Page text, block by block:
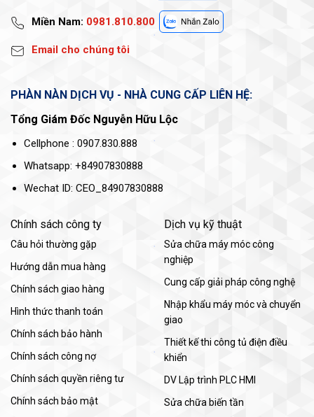
Miền Nam: 0981.810.800
Email cho chúng tôi
PHÀN NÀN DỊCH VỤ - NHÀ CUNG CẤP LIÊN HỆ:
Tổng Giám Đốc Nguyễn Hữu Lộc
Cellphone : 0907.830.888
Whatsapp: +84907830888
Wechat ID: CEO_84907830888
Chính sách công ty
Câu hỏi thường gặp
Hướng dẫn mua hàng
Chính sách giao hàng
Hình thức thanh toán
Chính sách bảo hành
Chính sách công nợ
Chính sách quyền riêng tư
Chính sách bảo mật
Dịch vụ kỹ thuật
Sửa chữa máy móc công
nghiệp
Cung cấp giải pháp công nghệ
Nhập khẩu máy móc và chuyển
giao
Thiết kế thi công tủ điện điều
khiển
DV Lập trình PLC HMI
Sửa chữa biến tần